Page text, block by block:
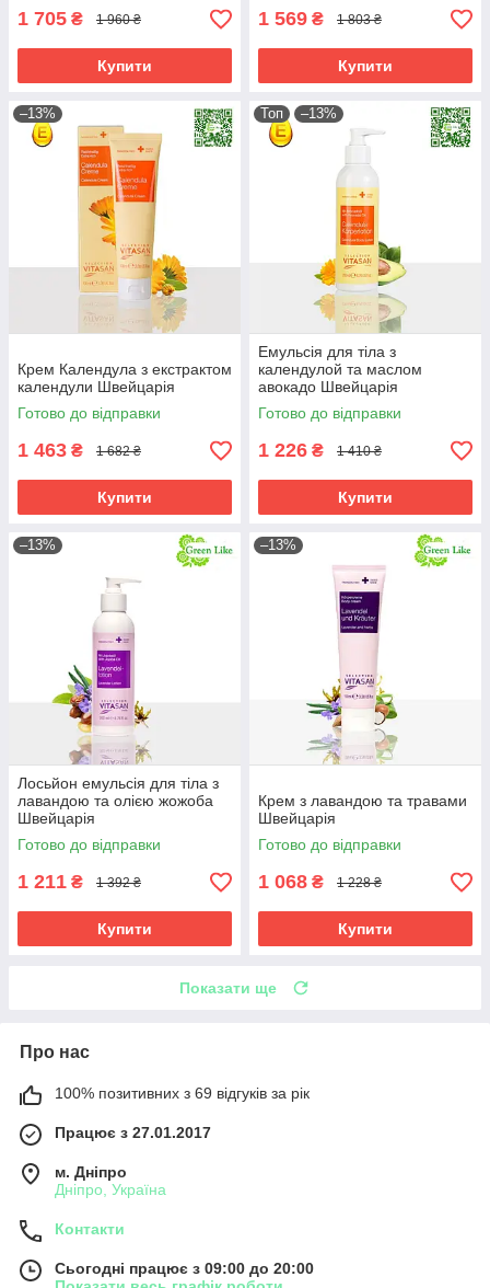
1 705 ₴ 1 960 ₴
Купити
1 569 ₴ 1 803 ₴
Купити
–13%
Крем Календула з екстрактом
календули Швейцарія
Готово до відправки
1 463 ₴ 1 682 ₴
Купити
Топ –13%
Емульсія для тіла з
календулой та маслом
авокадо Швейцарія
Готово до відправки
1 226 ₴ 1 410 ₴
Купити
–13%
Лосьйон емульсія для тіла з
лавандою та олією жожоба
Швейцарія
Готово до відправки
1 211 ₴ 1 392 ₴
Купити
–13%
Крем з лавандою та травами
Швейцарія
Готово до відправки
1 068 ₴ 1 228 ₴
Купити
Показати ще
Про нас
100% позитивних з 69 відгуків за рік
Працює з 27.01.2017
м. Дніпро
Дніпро, Україна
Контакти
Сьогодні працює з 09:00 до 20:00